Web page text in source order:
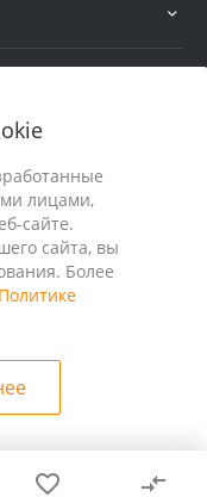
лицами,
сайте.
сайта, вы
Более
Все права